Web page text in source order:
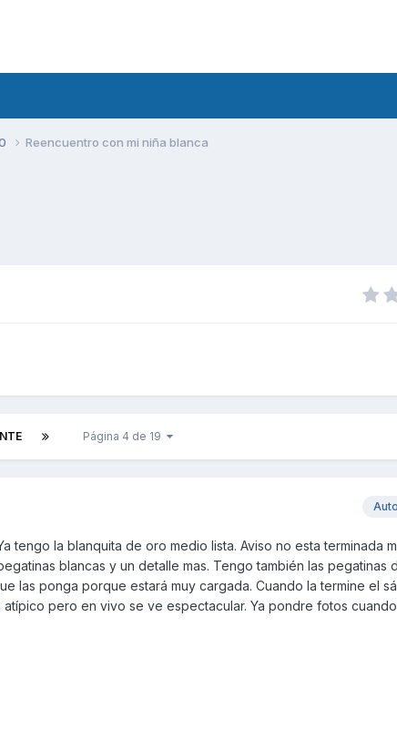
Reencuentro con mi niña blanca
Página 4 de 19
tengo la blanquita de oro medio lista. Aviso no esta terminada
blancas y un detalle mas. Tengo también las pegatinas
las ponga porque estará muy cargada. Cuando la termine el
pero en vivo se ve espectacular. Ya pondre fotos